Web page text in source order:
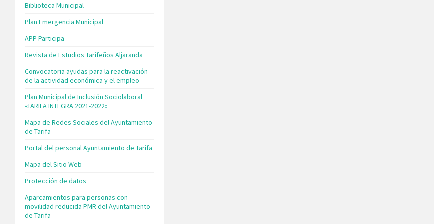
Biblioteca Municipal
Plan Emergencia Municipal
APP Participa
Revista de Estudios Tarifeños Aljaranda
Convocatoria ayudas para la reactivación
de la actividad económica y el empleo
Plan Municipal de Inclusión Sociolaboral
«TARIFA INTEGRA 2021-2022»
Mapa de Redes Sociales del Ayuntamiento
de Tarifa
Portal del personal Ayuntamiento de Tarifa
Mapa del Sitio Web
Protección de datos
Aparcamientos para personas con
movilidad reducida PMR del Ayuntamiento
de Tarifa